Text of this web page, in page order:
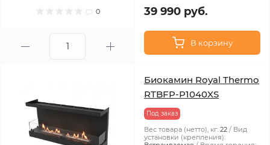
0 39 990 руб.
В корзину
Биокамин Royal Thermo
RTBFP-P1040XS
Под заказ
Вес товара (нетто), кг: 22
Вид
установки (крепления):